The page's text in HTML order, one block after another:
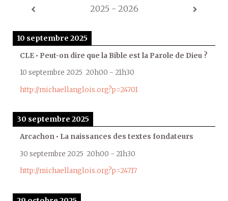
2025 - 2026
10 septembre 2025
CLE • Peut-on dire que la Bible est la Parole de Dieu ?
10 septembre 2025 20h00 - 21h30
http://michaellanglois.org?p=24701
30 septembre 2025
Arcachon • La naissances des textes fondateurs
30 septembre 2025 20h00 - 21h30
http://michaellanglois.org?p=24717